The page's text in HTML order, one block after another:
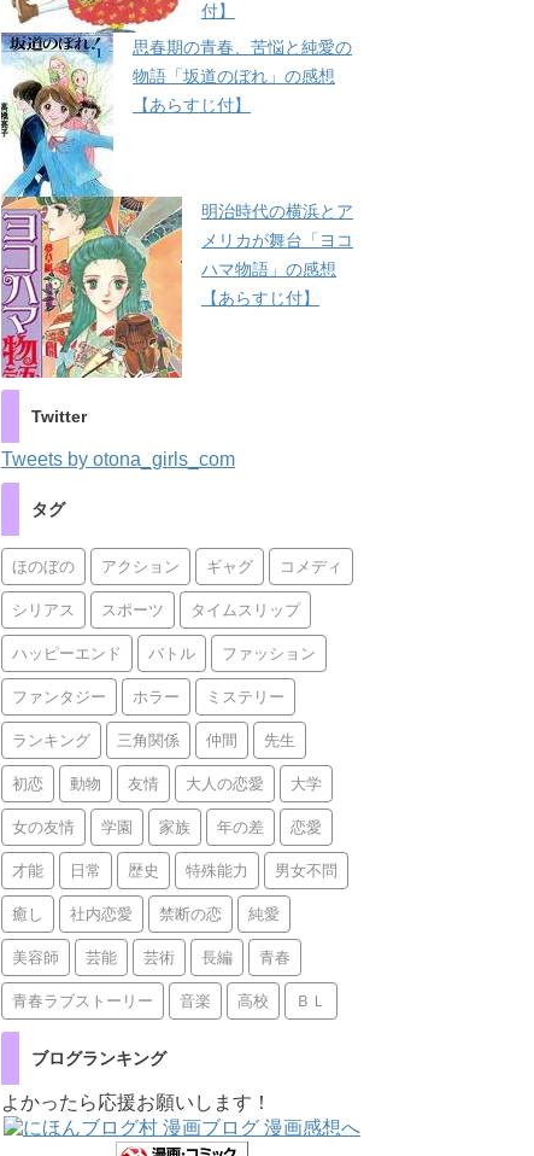
付】
思春期の青春、苦悩と純愛の
物語「坂道のぼれ」の感想
【あらすじ付】
明治時代の横浜とア
メリカが舞台「ヨコ
ハマ物語」の感想
【あらすじ付】
Twitter
Tweets by otona_girls_com
タグ
ほのぼの アクション ギャグ コメディ
シリアス スポーツ タイムスリップ
ハッピーエンド バトル ファッション
ファンタジー ホラー ミステリー
ランキング 三角関係 仲間 先生
初恋 動物 友情 大人の恋愛 大学
女の友情 学園 家族 年の差 恋愛
才能 日常 歴史 特殊能力 男女不問
癒し 社内恋愛 禁断の恋 純愛
美容師 芸能 芸術 長編 青春
青春ラブストーリー 音楽 高校 ＢＬ
ブログランキング
よかったら応援お願いします！